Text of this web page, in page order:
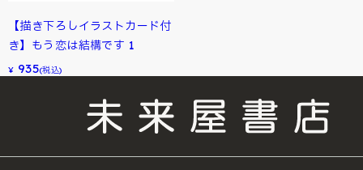
【描き下ろしイラストカード付
き】もう恋は結構です 1
¥ 935(税込)